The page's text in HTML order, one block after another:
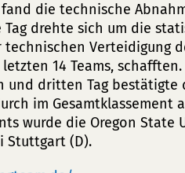
fand die technische
Tag drehte sich um die
Verteidigung
14 Teams,
und dritten Tag bestätigte
im Gesamtklassement
wurde die Oregon State
Stuttgart (D).